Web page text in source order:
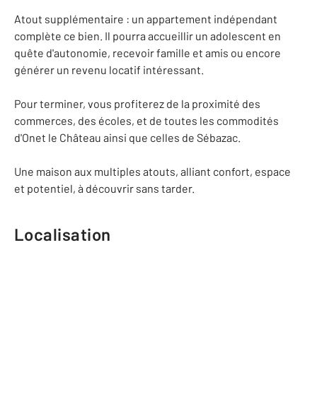
Atout supplémentaire : un appartement indépendant
complète ce bien. Il pourra accueillir un adolescent en
quête d'autonomie, recevoir famille et amis ou encore
générer un revenu locatif intéressant.
Pour terminer, vous profiterez de la proximité des
commerces, des écoles, et de toutes les commodités
d'Onet le Château ainsi que celles de Sébazac.
Une maison aux multiples atouts, alliant confort, espace
et potentiel, à découvrir sans tarder.
Localisation